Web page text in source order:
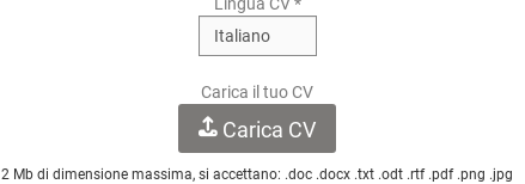
Carica il tuo CV
Carica CV
2 Mb di dimensione massima, si accettano: .doc .docx .txt .odt .rtf .pdf .png .jpg